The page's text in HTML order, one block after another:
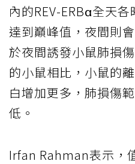
內的REV-ERBα全天
達到巔峰值，夜間則
於夜間誘發小鼠肺損
的小鼠相比，小鼠的
白增加更多，肺損傷
低。
Irfan Rahman表示，